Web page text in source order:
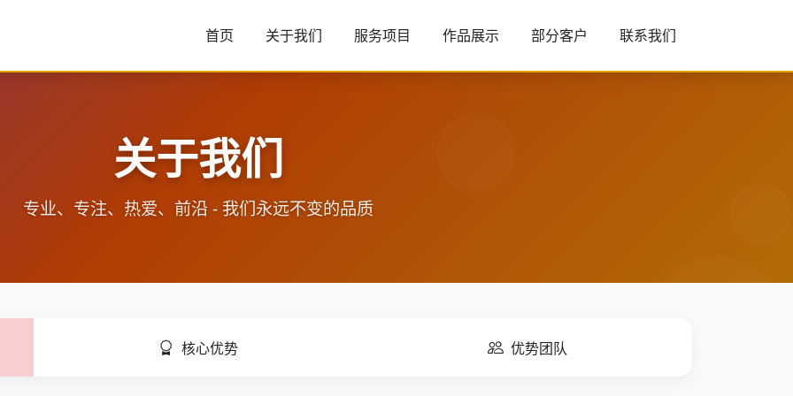
首页 关于我们 服务项目 作品展示 部分客户 联系我们
关于我们
专业、专注、热爱、前沿 - 我们永远不变的品质
核心优势 优势团队